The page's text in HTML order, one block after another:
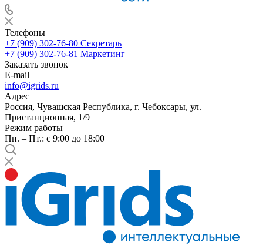
Телефоны
+7 (909) 302-76-80 Секретарь
+7 (909) 302-76-81 Маркетинг
Заказать звонок
E-mail
info@igrids.ru
Адрес
Россия, Чувашская Республика, г. Чебоксары, ул.
Пристанционная, 1/9
Режим работы
Пн. – Пт.: с 9:00 до 18:00